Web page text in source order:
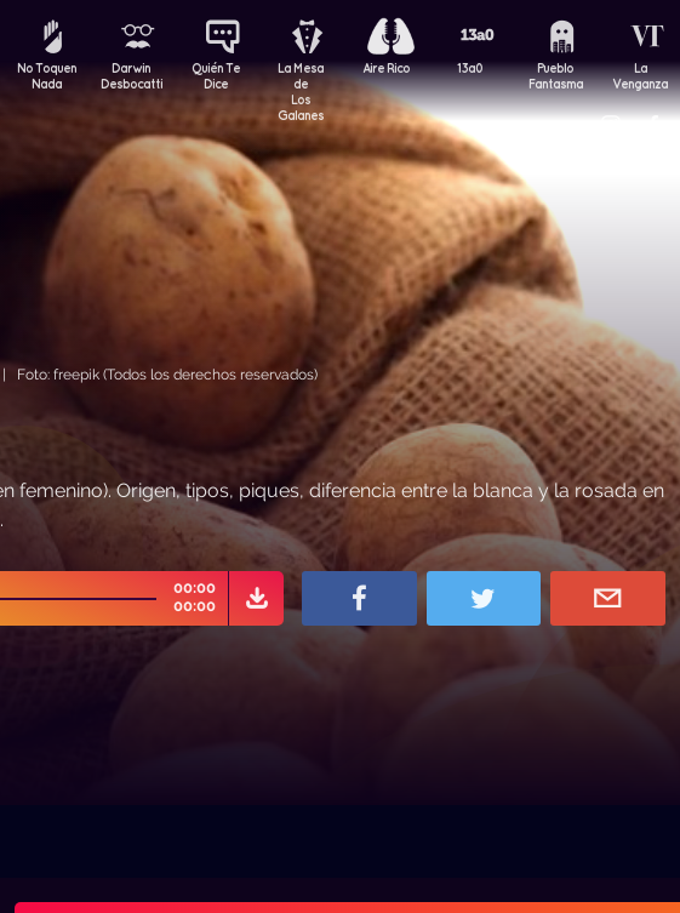
No Toquen
Nada
Darwin
Desbocatti
Quién Te
Dice
La Mesa
de
Los
Galanes
Aire Rico 13a0
Pueblo
Fantasma
La
Venganza
freepik (Todos los derechos reservados)
femenino). Origen, tipos, piques, diferencia entre la blanca y la rosada en
00:00
00:00